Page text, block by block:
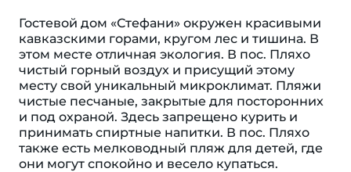
Гостевой дом «Стефани» окружен красивыми
кавказскими горами, кругом лес и тишина. В
этом месте отличная экология. В пос. Пляхо
чистый горный воздух и присущий этому
месту свой уникальный микроклимат. Пляжи
чистые песчаные, закрытые для посторонних
и под охраной. Здесь запрещено курить и
принимать спиртные напитки. В пос. Пляхо
также есть мелководный пляж для детей, где
они могут спокойно и весело купаться.